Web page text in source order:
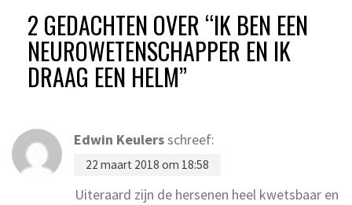
2 GEDACHTEN OVER “IK BEN EEN
NEUROWETENSCHAPPER EN IK
DRAAG EEN HELM”
Edwin Keulersschreef:
22 maart 2018 om 18:58
Uiteraard zijn de hersenen heel kwetsbaar en